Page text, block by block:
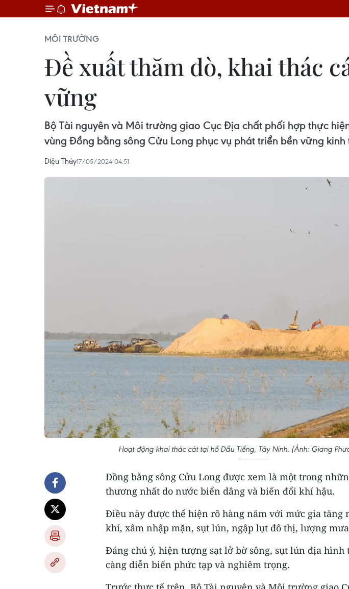
MÔI TRƯỜNG
Đề xuất thăm dò, khai thác
vững
Bộ Tài nguyên và Môi trường giao Cục Địa chất phối hợp thực
vùng Đồng bằng sông Cửu Long phục vụ phát triển bền vững kinh
Diệu Thúy17/05/2024 04:51
Hoạt động khai thác cát tại hồ Dầu Tiếng, Tây Ninh. (Ảnh: Giang
Đồng bằng sông Cửu Long được xem là một trong
thương nhất do nước biển dâng và biến đổi khí hậu.
Điều này được thể hiện rõ hàng năm với mức gia tăng
khí, xâm nhập mặn, sụt lún, ngập lụt đô thị, lượng
Đáng chú ý, hiện tượng sạt lở bờ sông, sụt lún địa hình
càng diễn biến phức tạp và nghiêm trọng.